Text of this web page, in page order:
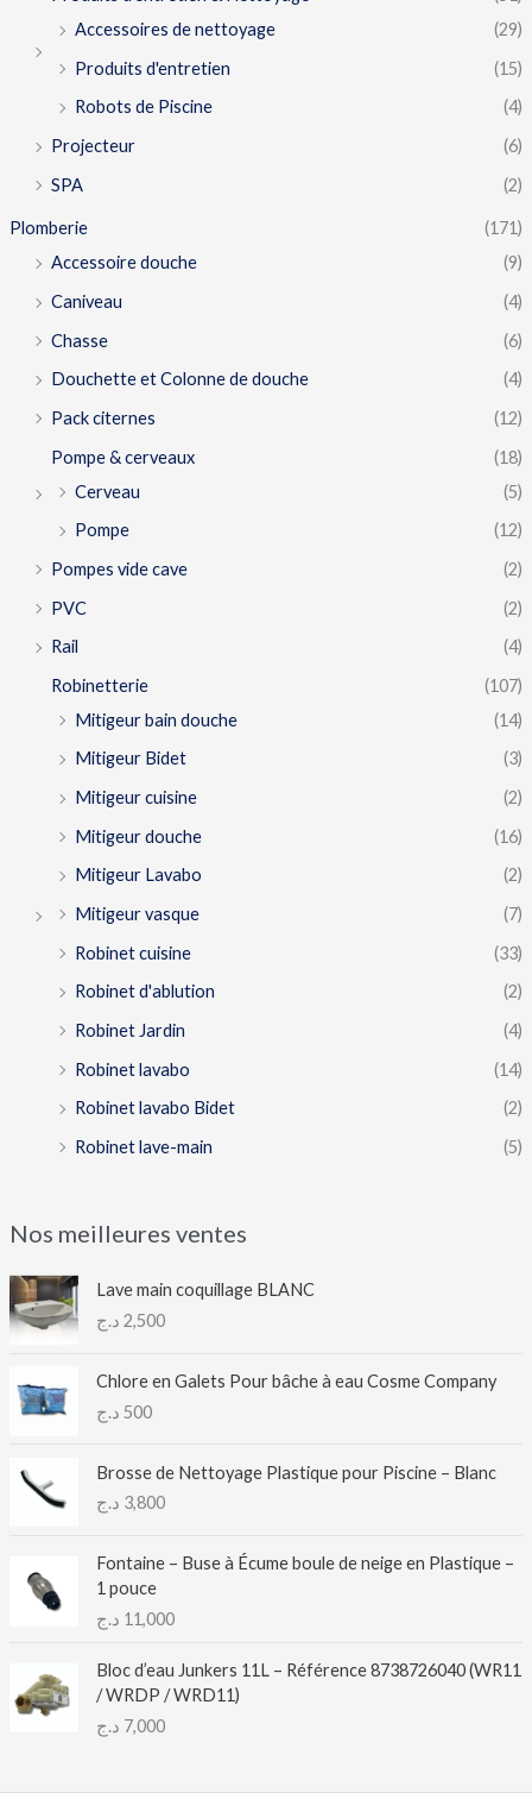
Accessoires de nettoyage
(29)
Produits d'entretien
(15)
Robots de Piscine
(4)
Projecteur
(6)
SPA
(2)
Plomberie
(171)
Accessoire douche
(9)
Caniveau
(4)
Chasse
(6)
Douchette et Colonne de douche
(4)
Pack citernes
(12)
Pompe & cerveaux
(18)
Cerveau
(5)
Pompe
(12)
Pompes vide cave
(2)
PVC
(2)
Rail
(4)
Robinetterie
(107)
Mitigeur bain douche
(14)
Mitigeur Bidet
(3)
Mitigeur cuisine
(2)
Mitigeur douche
(16)
Mitigeur Lavabo
(2)
Mitigeur vasque
(7)
Robinet cuisine
(33)
Robinet d'ablution
(2)
Robinet Jardin
(4)
Robinet lavabo
(14)
Robinet lavabo Bidet
(2)
Robinet lave-main
(5)
Nos meilleures ventes
Lave main coquillage BLANC
2,500 د.ج
Chlore en Galets Pour bâche à eau Cosme Company
500 د.ج
Brosse de Nettoyage Plastique pour Piscine – Blanc
3,800 د.ج
Fontaine – Buse à Écume boule de neige en Plastique –
1 pouce
11,000 د.ج
Bloc d’eau Junkers 11L – Référence 8738726040 (WR11
/ WRDP / WRD11)
7,000 د.ج